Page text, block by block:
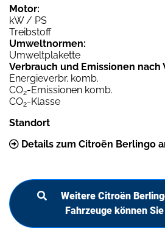
Motor:
kW / PS
Treibstoff
Umweltnormen:
Umweltplakette
Verbrauch und Emissionen nach
Energieverbr. komb.
CO2-Emissionen komb.
CO2-Klasse
Standort
Details zum Citroën Berlingo
Weitere Citroën
Fahrzeuge können